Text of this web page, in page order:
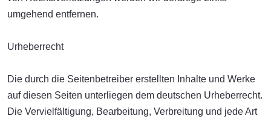
umgehend entfernen.
Urheberrecht
Die durch die Seitenbetreiber erstellten Inhalte und Werke
auf diesen Seiten unterliegen dem deutschen Urheberrecht.
Die Vervielfältigung, Bearbeitung, Verbreitung und jede Art